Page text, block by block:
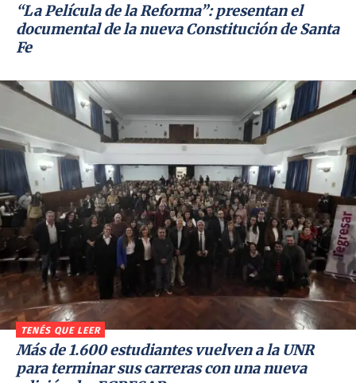
“La Película de la Reforma”: presentan el
documental de la nueva Constitución de Santa
Fe
TENÉS QUE LEER
Más de 1.600 estudiantes vuelven a la UNR
para terminar sus carreras con una nueva